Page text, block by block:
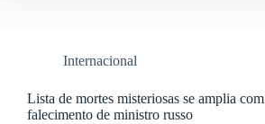
Internacional
Lista de mortes misteriosas se amplia com
falecimento de ministro russo